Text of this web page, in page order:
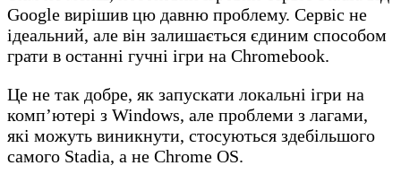
Google вирішив цю давню проблему. Сервіс не
ідеальний, але він залишається єдиним способом
грати в останні гучні ігри на Chromebook.
Це не так добре, як запускати локальні ігри на
комп’ютері з Windows, але проблеми з лагами,
які можуть виникнути, стосуються здебільшого
самого Stadia, а не Chrome OS.